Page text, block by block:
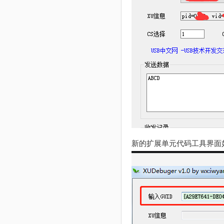
新的扩展单元代码工具界面